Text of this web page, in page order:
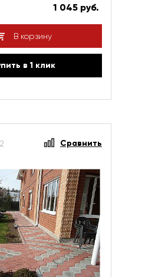
1 045 руб.
В корзину
в 1 клик
Сравнить